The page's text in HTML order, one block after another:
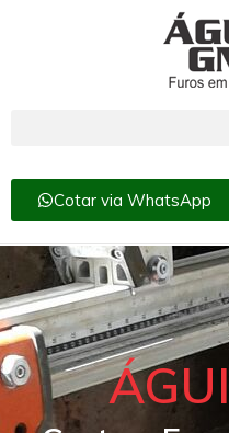
Cotar via WhatsApp